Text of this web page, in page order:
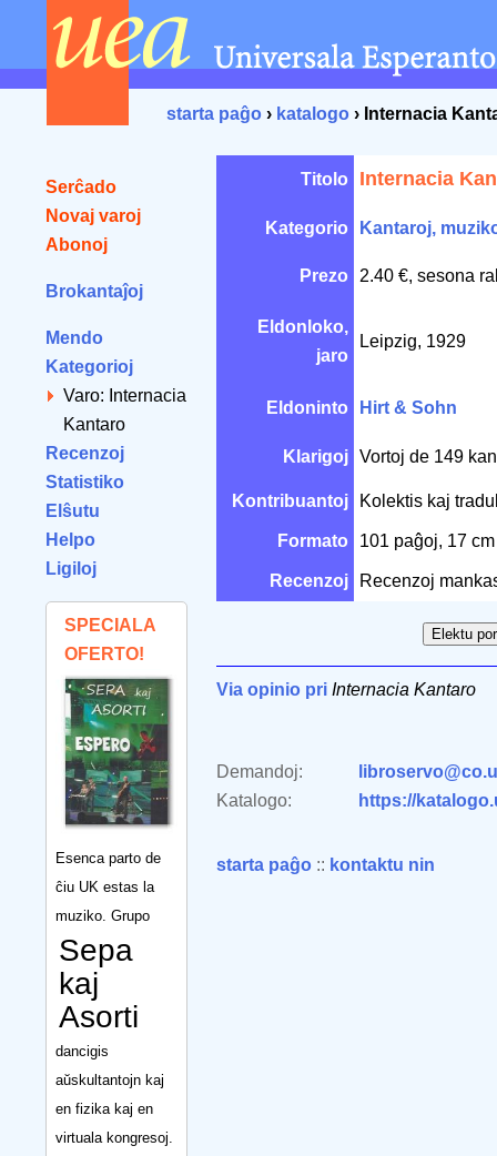
starta paĝo › katalogo › Internacia
Serĉado
Novaj varoj
Abonoj
Brokantaĵoj
Mendo
Kategorioj
Varo: Internacia
Kantaro
Recenzoj
Statistiko
Elŝutu
Helpo
Ligiloj
SPECIALA
OFERTO!
Esenca parto de
ĉiu UK estas la
muziko. Grupo
Sepa
kaj
Asorti
dancigis
aŭskultantojn kaj
en fizika kaj en
virtuala kongresoj.
Titolo Internacia
Kategorio Kantaroj,
Prezo 2.40 €, sesona
Eldonloko,
jaro
Leipzig, 1929
Eldoninto Hirt & Sohn
Klarigoj Vortoj de 149
Kontribuantoj Kolektis kaj
Formato 101 paĝoj, 17
Recenzoj Recenzoj
Via opinio pri Internacia Kantaro
Demandoj:
Katalogo:
https://
starta paĝo :: kontaktu nin